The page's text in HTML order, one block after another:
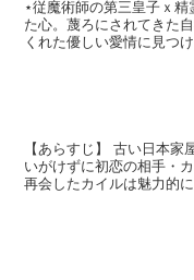
⋆従魔術師の第三皇子ｘ
た心。蔑ろにされてきた
くれた優しい愛情に見つ
【あらすじ】 古い日本
いがけずに初恋の相手・
再会したカイルは魅力的
過多。ドキドキしてしま